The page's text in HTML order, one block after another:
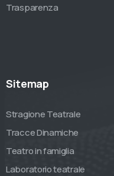
Trasparenza
Sitemap
Stragione Teatrale
Tracce Dinamiche
Teatro in famiglia
Laboratorio teatrale